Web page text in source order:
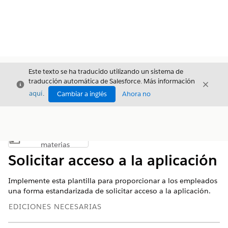
Cerrar
Este texto se ha traducido utilizando un sistema de
traducción automática de Salesforce. Más información
aquí. Cambiar a inglés Ahora no
Cerrar
Mostrar índice de materias
materias
Solicitar acceso a la aplicación
Implemente esta plantilla para proporcionar a los empleados
una forma estandarizada de solicitar acceso a la aplicación.
EDICIONES NECESARIAS